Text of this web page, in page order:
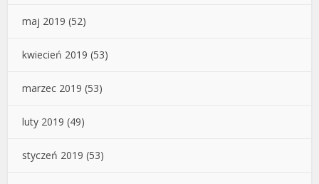
maj 2019 (52)
kwiecień 2019 (53)
marzec 2019 (53)
luty 2019 (49)
styczeń 2019 (53)